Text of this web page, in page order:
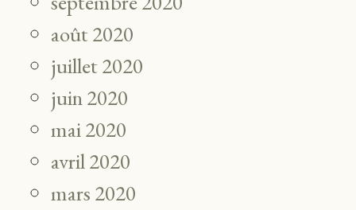
août 2020
juillet 2020
juin 2020
mai 2020
avril 2020
mars 2020